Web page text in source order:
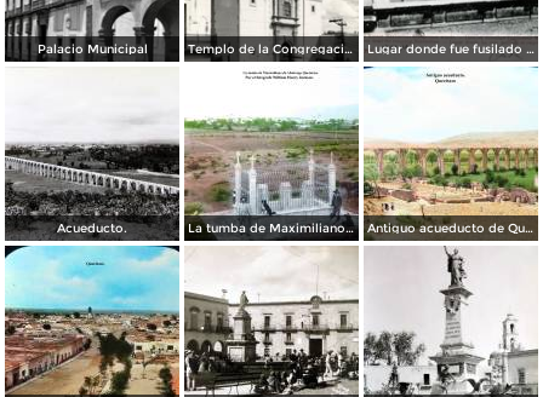
Palacio Municipal Templo de la Congregación Lugar donde fue fusilado el emperador Maximiliano
Acueducto. La tumba de Maximiliano de Absburgo Queretaro Por el fotografo William Henry Jackson. Antiguo acueducto de Querétaro.